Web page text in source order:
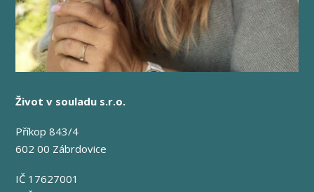
Život v souladu s.r.o.
Příkop 843/4
602 00 Zábrdovice
IČ 17627001